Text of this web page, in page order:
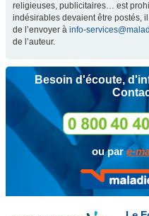
religieuses, publicitaires… est
indésirables devaient être postés,
de l’envoyer à info-
de l’auteur.
Besoin d'écoute,
ou pare-